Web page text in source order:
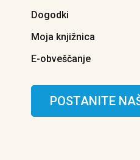
Dogodki
Moja knjižnica
E-obveščanje
POSTANITE